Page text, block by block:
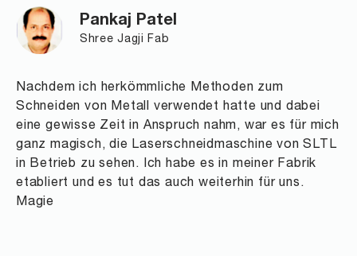
Pankaj Patel
Shree Jagji Fab
Nachdem ich herkömmliche Methoden zum
Schneiden von Metall verwendet hatte und dabei
eine gewisse Zeit in Anspruch nahm, war es für mich
ganz magisch, die Laserschneidmaschine von SLTL
in Betrieb zu sehen. Ich habe es in meiner Fabrik
etabliert und es tut das auch weiterhin für uns.
Magie